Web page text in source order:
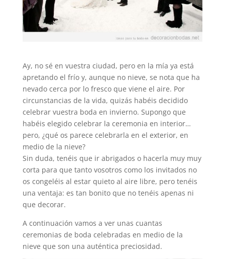
Ay, no sé en vuestra ciudad, pero en la mía ya está
apretando el frío y, aunque no nieve, se nota que ha
nevado cerca por lo fresco que viene el aire. Por
circunstancias de la vida, quizás habéis decidido
celebrar vuestra boda en invierno. Supongo que
habéis elegido celebrar la ceremonia en interior…
pero, ¿qué os parece celebrarla en el exterior, en
medio de la nieve?
Sin duda, tenéis que ir abrigados o hacerla muy muy
corta para que tanto vosotros como los invitados no
os congeléis al estar quieto al aire libre, pero tenéis
una ventaja: es tan bonito que no tenéis apenas ni
que decorar.
A continuación vamos a ver unas cuantas
ceremonias de boda celebradas en medio de la
nieve que son una auténtica preciosidad.